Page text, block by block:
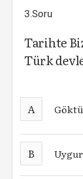
3.Soru
Tarihte
Türk
A
B